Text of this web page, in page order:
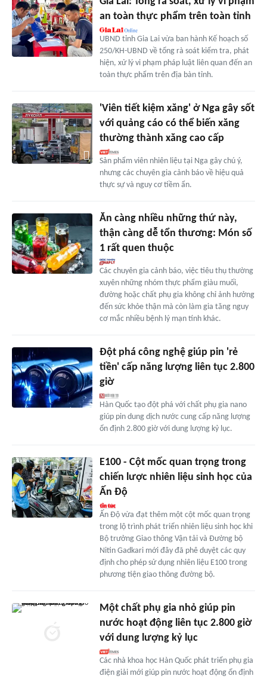
an toàn thực phẩm trên toàn tỉnh
UBND tỉnh Gia Lai vừa ban hành Kế hoạch số
250/KH-UBND về tổng rà soát kiểm tra, phát
hiện, xử lý vi phạm pháp luật liên quan đến an
toàn thực phẩm trên địa bàn tỉnh.
'Viên tiết kiệm xăng' ở Nga gây sốt
với quảng cáo có thể biến xăng
thường thành xăng cao cấp
Sản phẩm viên nhiên liệu tại Nga gây chú ý,
nhưng các chuyên gia cảnh báo về hiệu quả
thực sự và nguy cơ tiềm ẩn.
Ăn càng nhiều những thứ này,
thận càng dễ tổn thương: Món số
1 rất quen thuộc
Các chuyên gia cảnh báo, việc tiêu thụ thường
xuyên những nhóm thực phẩm giàu muối,
đường hoặc chất phụ gia không chỉ ảnh hưởng
đến sức khỏe thận mà còn làm gia tăng nguy
cơ mắc nhiều bệnh lý mạn tính khác.
Đột phá công nghệ giúp pin 'rẻ
tiền' cấp năng lượng liên tục 2.800
giờ
Hàn Quốc tạo đột phá với chất phụ gia nano
giúp pin dung dịch nước cung cấp năng lượng
ổn định 2.800 giờ với dung lượng kỷ lục.
E100 - Cột mốc quan trọng trong
chiến lược nhiên liệu sinh học của
Ấn Độ
Ấn Độ vừa đạt thêm một cột mốc quan trọng
trong lộ trình phát triển nhiên liệu sinh học khi
Bộ trưởng Giao thông Vận tải và Đường bộ
Nitin Gadkari mới đây đã phê duyệt các quy
định cho phép sử dụng nhiên liệu E100 trong
phương tiện giao thông đường bộ.
Một chất phụ gia nhỏ giúp pin
nước hoạt động liên tục 2.800 giờ
với dung lượng kỷ lục
Các nhà khoa học Hàn Quốc phát triển phụ gia
điện giải mới giúp pin nước hoạt động ổn định